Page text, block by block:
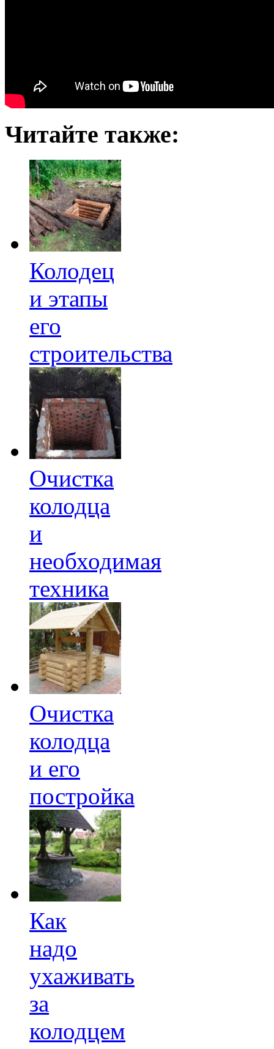
Читайте также:
Колодец
и этапы
его
строительства
Очистка
колодца
и
необходимая
техника
Очистка
колодца
и его
постройка
Как
надо
ухаживать
за
колодцем